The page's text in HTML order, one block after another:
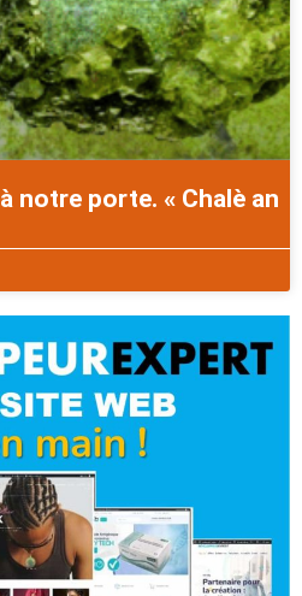
notre porte. « Chalè an